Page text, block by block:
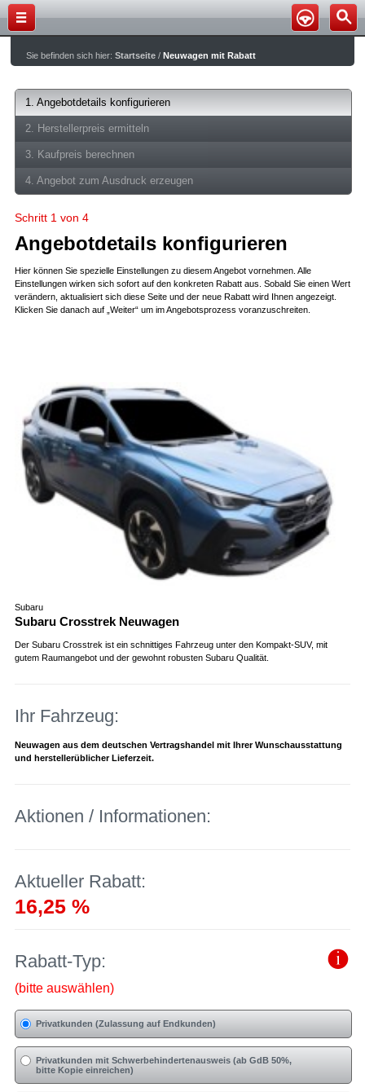
Sie befinden sich hier:Startseite /Neuwagen mit Rabatt
1. Angebotdetails konfigurieren
2. Herstellerpreis ermitteln
3. Kaufpreis berechnen
4. Angebot zum Ausdruck erzeugen
Schritt 1 von 4
Angebotdetails konfigurieren
Hier können Sie spezielle Einstellungen zu diesem Angebot vornehmen. Alle
Einstellungen wirken sich sofort auf den konkreten Rabatt aus. Sobald Sie einen Wert
verändern, aktualisiert sich diese Seite und der neue Rabatt wird Ihnen angezeigt.
Klicken Sie danach auf „Weiter“ um im Angebotsprozess voranzuschreiten.
Subaru
Subaru Crosstrek Neuwagen
Der Subaru Crosstrek ist ein schnittiges Fahrzeug unter den Kompakt-SUV, mit
gutem Raumangebot und der gewohnt robusten Subaru Qualität.
Ihr Fahrzeug:
Neuwagen aus dem deutschen Vertragshandel mit Ihrer Wunschausstattung
und herstellerüblicher Lieferzeit.
Aktionen / Informationen:
Aktueller Rabatt:
16,25 %
Rabatt-Typ:
(bitte auswählen)
Privatkunden (Zulassung auf Endkunden)
Privatkunden mit Schwerbehindertenausweis (ab GdB 50%,
bitte Kopie einreichen)